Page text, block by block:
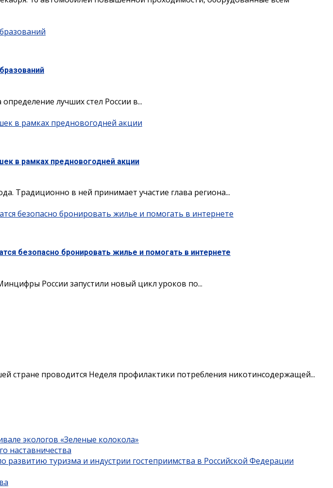
лучших стел России в...
в рамках предновогодней акции
в рамках предновогодней акции
Традиционно в ней принимает участие глава региона...
безопасно бронировать жилье и помогать в интернете
безопасно бронировать жилье и помогать в интернете
России запустили новый цикл уроков по...
стране проводится Неделя профилактики потребления никотинсодержащей...
экологов «Зеленые колокола»
наставничества
развитию туризма и индустрии гостеприимства в Российской Федерации